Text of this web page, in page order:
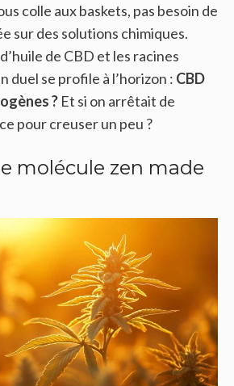
colle aux baskets, pas besoin de
sur des solutions chimiques.
de CBD et les racines
duel se profile à l’horizon : CBD
? Et si on arrêtait de
pour creuser un peu ?
molécule zen made